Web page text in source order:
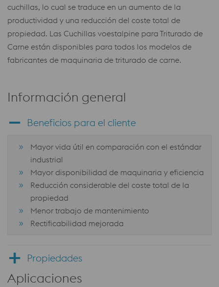
cuchillas, lo cual se traduce en un aumento de la
productividad y una reducción del coste total de
propiedad. Las Cuchillas voestalpine para Triturado de
Carne están disponibles para todos los modelos de
fabricantes de maquinaria de triturado de carne.
Información general
Beneficios para el cliente
Mayor vida útil en comparación con el estándar
industrial
Mayor disponibilidad de maquinaria y eficiencia
Reducción considerable del coste total de la
propiedad
Menor trabajo de mantenimiento
Rectificabilidad mejorada
Propiedades
Aplicaciones